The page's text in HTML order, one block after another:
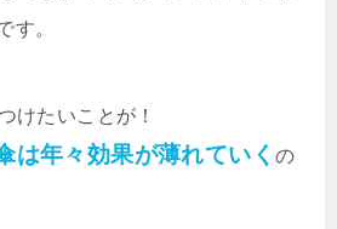
す。
けたいことが！
は年々効果が薄れていく の